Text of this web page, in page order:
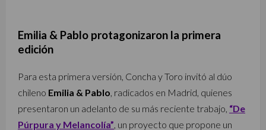
Emilia & Pablo protagonizaron la primera
edición
Para esta primera versión, Concha y Toro invitó al dúo
chileno Emilia & Pablo , radicados en Madrid, quienes
presentaron un adelanto de su más reciente trabajo, “De
Púrpura y Melancolía” , un proyecto que propone un